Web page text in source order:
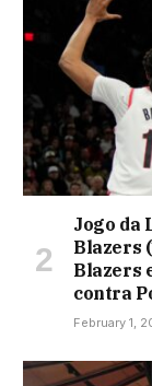
Jogo da
Blazers
Blazers
contra
February 1,